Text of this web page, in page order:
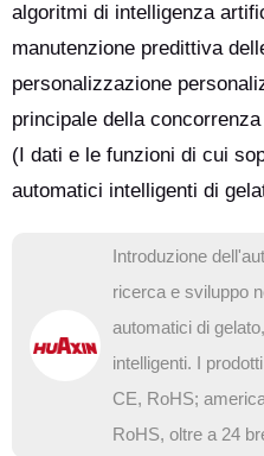
algoritmi di intelligenza
manutenzione predittiva
personalizzazione
principale della
(I dati e le funzioni di cui
automatici intelligenti di
Introduzione
ricerca e sviluppo
automatici di
intelligenti. I
CE, RoHS;
RoHS, oltre a 24